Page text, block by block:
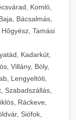
Komló,
Bácsalmás,
Tamási
Kadarkút,
Villány, Bóly,
Lengyeltóti,
Szabadszállás,
Ráckeve,
Siófok,